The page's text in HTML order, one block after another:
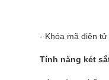
- Khóa mã điện
Tính năng két